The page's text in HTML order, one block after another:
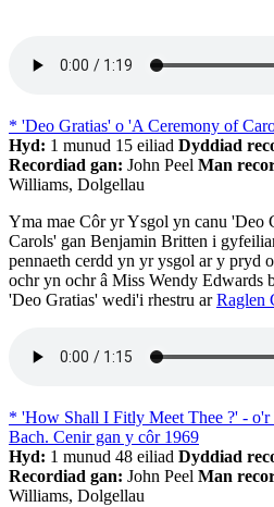
* 'Deo Gratias' o 'A Ceremony of
Hyd: 1 munud 15 eiliad Dyddiad
Recordiad gan: John Peel Man
Williams, Dolgellau
Yma mae Côr yr Ysgol yn canu 'Deo
Carols' gan Benjamin Britten i
pennaeth cerdd yn yr ysgol ar y pryd
ochr yn ochr â Miss Wendy
'Deo Gratias' wedi'i rhestru arRaglen
* 'How Shall I Fitly Meet Thee ?' - o'r
Bach. Cenir gan y côr 1969
Hyd: 1 munud 48 eiliad Dyddiad
Recordiad gan: John Peel Man
Williams, Dolgellau